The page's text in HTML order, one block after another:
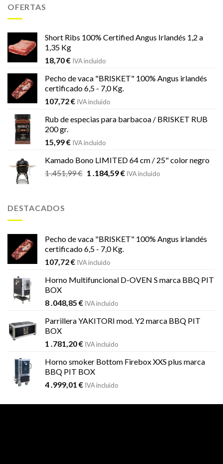
OFERTAS
Short Ribs 100% Certified Angus Irlandés 1,2 a
1,35 Kg
18,70€ IVA incluido
Pecho de vaca "BRISKET" 100% Angus irlandés
certificado 6,5 - 7,0 Kg.
107,72€ IVA incluido
Rub de especias para barbacoa / BRISKET RUB
200 gr.
15,99€ IVA incluido
Kamado Bono LIMITED 64 cm / 25" color negro
1 .451,99€ El
1 .184,59€ElIVA incluido
DESTACADOS
Pecho de vaca "BRISKET" 100% Angus irlandés
certificado 6,5 - 7,0 Kg.
107,72€ IVA incluido
Horno Multifuncional D-OVEN S marca BBQ PIT
BOX
8 .048,85 € IVA incluido
Parrillera YAKITORI mod. Y2 marca BBQ PIT
BOX
1 .781,20€ IVA incluido
Horno smoker Bottom Firebox XXS plus marca
BBQ PIT BOX
4 .999,01 € IVA incluido